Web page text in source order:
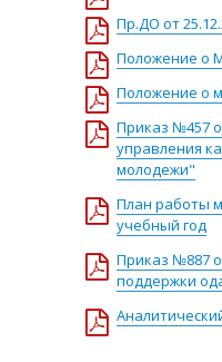
Пр.ДО от
Положение о
Положение о
Приказ №457
управления
молодежи"
План работы
учебный год
Приказ №887
поддержки